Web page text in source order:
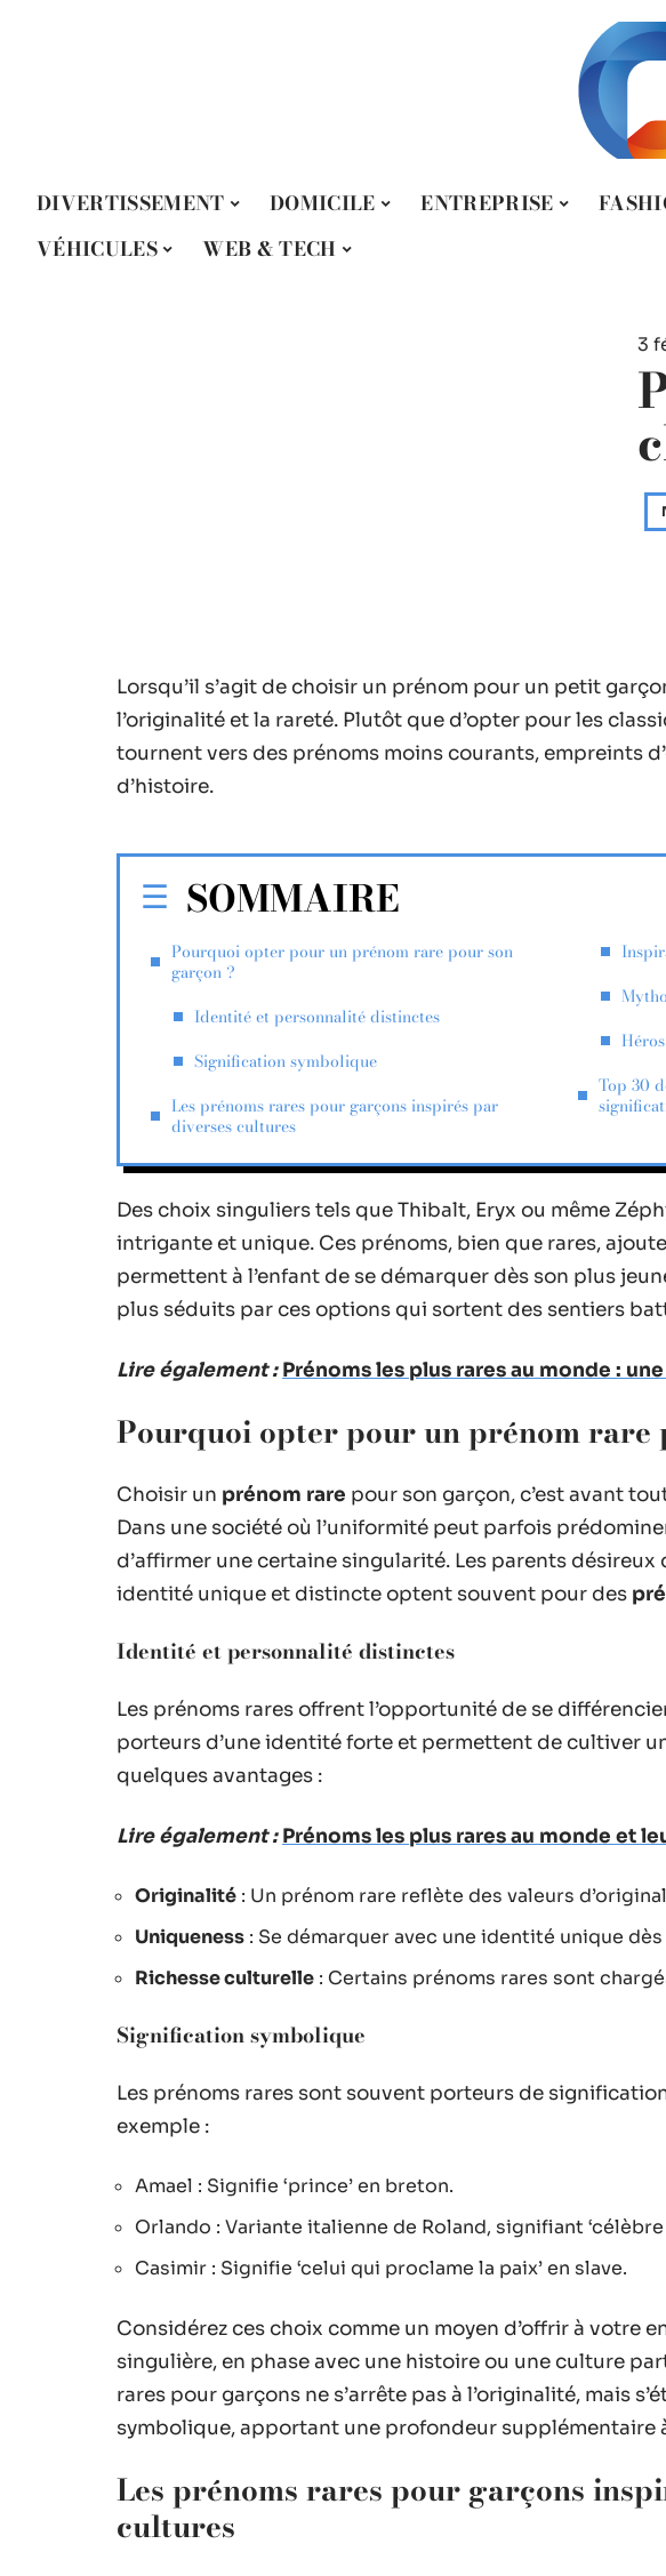
DIVERTISSEMENT DOMICILE ENTREPRISE
VÉHICULES
WEB & TECH
3
Lorsqu’il s’agit de choisir un prénom pour un petit
l’originalité et la rareté. Plutôt que d’opter pour les
tournent vers des prénoms moins courants, empreints
d’histoire.
SOMMAIRE
Pourquoi opter pour un prénom rare pour son
garçon ?
Identité et personnalité distinctes
Signification symbolique
Les prénoms rares pour garçons inspirés par
diverses cultures
Top 30
Des choix singuliers tels que Thibalt, Eryx ou même
intrigante et unique. Ces prénoms, bien que rares,
permettent à l’enfant de se démarquer dès son plus
plus séduits par ces options qui sortent des sentiers
Lire également : Prénoms les plus rares au monde :
Pourquoi opter pour un prénom rare
Choisir un prénom rare pour son garçon, c’est avant
Dans une société où l’uniformité peut parfois
d’affirmer une certaine singularité. Les parents
identité unique et distincte optent souvent pour des
Identité et personnalité distinctes
Les prénoms rares offrent l’opportunité de se
porteurs d’une identité forte et permettent de cultiver
quelques avantages :
Lire également : Prénoms les plus rares au monde et
Originalité : Un prénom rare reflète des valeurs
Uniqueness : Se démarquer avec une identité unique
Richesse culturelle : Certains prénoms rares sont
Signification symbolique
Les prénoms rares sont souvent porteurs de
exemple :
Amael : Signifie ‘prince’ en breton.
Orlando : Variante italienne de Roland, signifiant ‘célèbre
Casimir : Signifie ‘celui qui proclame la paix’ en slave.
Considérez ces choix comme un moyen d’offrir à votre
singulière, en phase avec une histoire ou une culture
rares pour garçons ne s’arrête pas à l’originalité, mais
symbolique, apportant une profondeur supplémentaire
Les prénoms rares pour garçons
cultures